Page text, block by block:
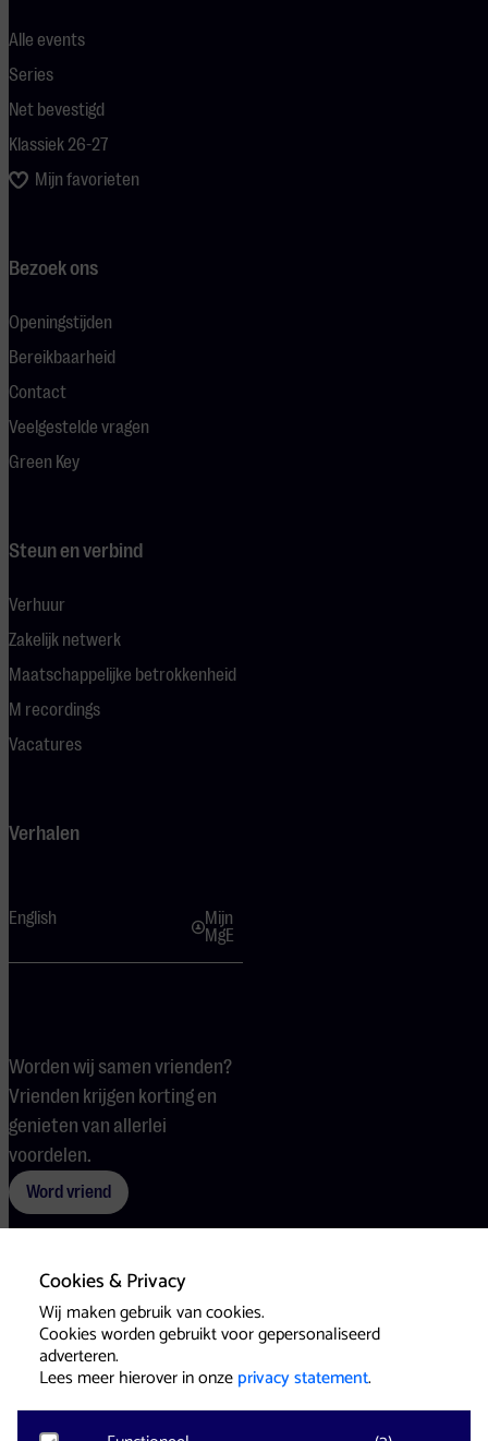
Cookies & Privacy
Wij maken gebruik van cookies.
Cookies worden gebruikt voor gepersonaliseerd
adverteren.
Lees meer hierover in onzeprivacy statement.
Alle events
Series
Net bevestigd
Klassiek 26-27
Mijn favorieten
Bezoek ons
Openingstijden
Bereikbaarheid
Contact
Veelgestelde vragen
Green Key
Steun en verbind
Verhuur
Zakelijk netwerk
Maatschappelijke betrokkenheid
M recordings
Vacatures
Verhalen
English
Mijn
MgE
Worden wij samen vrienden?
Vrienden krijgen korting en
genieten van allerlei
voordelen.
Word vriend
Voorwaarden CookiesPers